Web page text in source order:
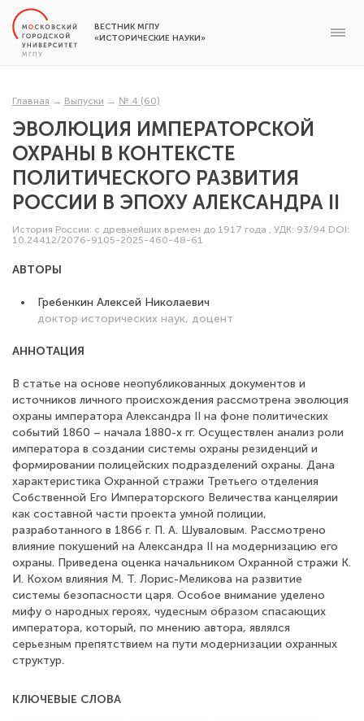
ВЕСТНИК МГПУ
«ИСТОРИЧЕСКИЕ НАУКИ»
Главная → Выпуски → № 4 (60)
ЭВОЛЮЦИЯ ИМПЕРАТОРСКОЙ
ОХРАНЫ В КОНТЕКСТЕ
ПОЛИТИЧЕСКОГО РАЗВИТИЯ
РОССИИ В ЭПОХУ АЛЕКСАНДРА II
История России: с древнейших времен до 1917 года , УДК: 93/94 DOI:
10.24412/2076-9105-2025-460-48-61
АВТОРЫ
Гребенкин Алексей Николаевич
доктор исторических наук, доцент
АННОТАЦИЯ
В статье на основе неопубликованных документов и
источников личного происхождения рассмотрена эволюция
охраны императора Александра II на фоне политических
событий 1860 – начала 1880-х гг. Осуществлен анализ роли
императора в создании системы охраны резиденций и
формировании полицейских подразделений охраны. Дана
характеристика Охранной стражи Третьего отделения
Собственной Его Императорского Величества канцелярии
как составной части проекта умной полиции,
разработанного в 1866 г. П. А. Шуваловым. Рассмотрено
влияние покушений на Александра II на модернизацию его
охраны. Приведена оценка начальником Охранной стражи К.
И. Кохом влияния М. Т. Лорис-Меликова на развитие
системы безопасности царя. Особое внимание уделено
мифу о народных героях, чудесным образом спасающих
императора, который, по мнению автора, являлся
серьезным препятствием на пути модернизации охранных
структур.
КЛЮЧЕВЫЕ СЛОВА